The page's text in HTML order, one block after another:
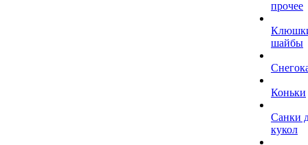
прочее
шайбы
Коньки
Санки
кукол